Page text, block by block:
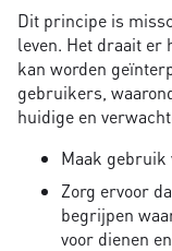
Dit principe is
leven. Het draait er
kan worden
gebruikers,
huidige en
Maak gebruik
Zorg ervoor
begrijpen
voor dienen